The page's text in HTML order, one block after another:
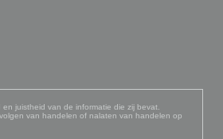
juistheid van de informatie die zij bevat.
van handelen of nalaten van handelen op